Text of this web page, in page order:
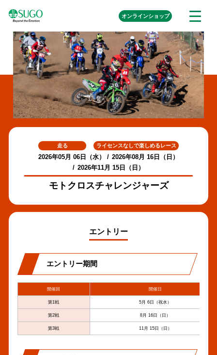
メ
ュ
ー
を
開
く
オンラインショップ外
部
ン
ク
走る ライセンスなしで楽しめるレース
2026年05月 06日（水）
2026年08月 16日（日）
2026年11月 15日（日）
モトクロスチャレンジャーズ
エントリー
エントリー期間
開催回 開催日
第1戦 5月 6日（祝水）
第2戦 8月 16日（日）
第3戦 11月 15日（日）